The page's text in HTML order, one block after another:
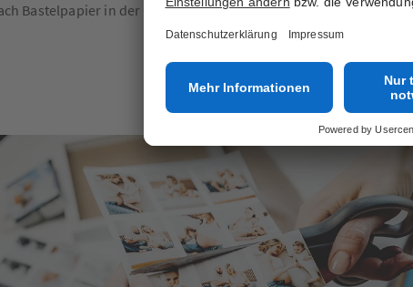
Bastelpapier in der Größe Ihres Bilderrahmens aus.